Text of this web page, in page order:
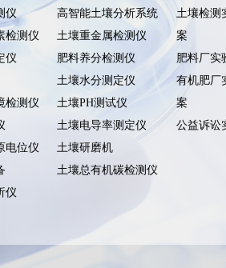
仪
高智能土壤分析系统
检测仪
土壤重金属检测仪
仪
肥料养分检测仪
土壤水分测定仪
检测仪
土壤PH测试仪
土壤电导率测定仪
电位仪
土壤研磨机
土壤总有机碳检测仪
仪
土壤检测
案
肥料厂实
有机肥厂
案
公益诉讼